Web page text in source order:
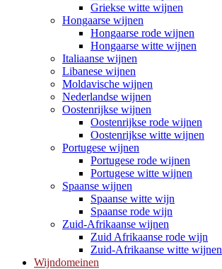
Griekse witte wijnen
Hongaarse wijnen
Hongaarse rode wijnen
Hongaarse witte wijnen
Italiaanse wijnen
Libanese wijnen
Moldavische wijnen
Nederlandse wijnen
Oostenrijkse wijnen
Oostenrijkse rode wijnen
Oostenrijkse witte wijnen
Portugese wijnen
Portugese rode wijnen
Portugese witte wijnen
Spaanse wijnen
Spaanse witte wijn
Spaanse rode wijn
Zuid-Afrikaanse wijnen
Zuid Afrikaanse rode wijn
Zuid-Afrikaanse witte wijnen
Wijndomeinen